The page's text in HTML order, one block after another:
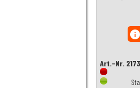
Art.-Nr.